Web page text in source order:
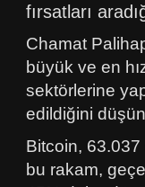
fırsatları
Chamat
büyük ve en
sektörlerine
edildiğini
Bitcoin, 63.037
bu rakam,